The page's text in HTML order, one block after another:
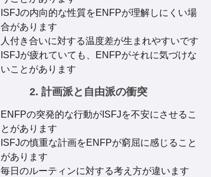
ISFJの内向的な性質をENFPが理解しにくい場
合があります
人付き合いに対する温度差が生まれやすいです
ISFJが疲れていても、ENFPがそれに気づけな
いことがあります
2. 計画派と自由派の衝突
ENFPの突発的な行動がISFJを不安にさせるこ
とがあります
ISFJの慎重な計画をENFPが窮屈に感じること
があります
毎日のルーティンに対する考え方が違います